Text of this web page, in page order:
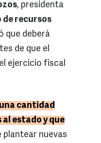
, presidenta
de recursos
que deberá
de que el
ejercicio fiscal
cantidad
estado y que
plantear nuevas